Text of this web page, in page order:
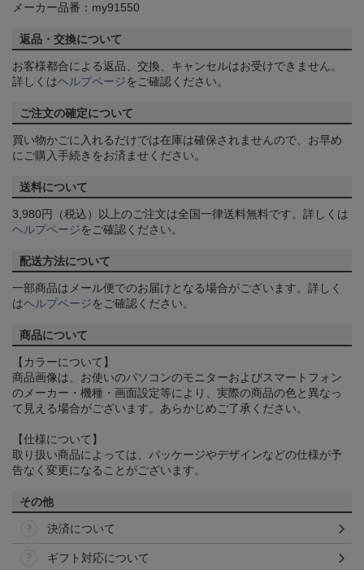
メーカー品番：my91550
返品・交換について
お客様都合による返品、交換、キャンセルはお受けできません。
詳しくはヘルプページをご確認ください。
ご注文の確定について
買い物かごに入れるだけでは在庫は確保されませんので、お早め
にご購入手続きをお済ませください。
送料について
3,980円（税込）以上のご注文は全国一律送料無料です。詳しくは
ヘルプページをご確認ください。
配送方法について
一部商品はメール便でのお届けとなる場合がございます。詳しく
はヘルプページをご確認ください。
商品について
【カラーについて】
商品画像は、お使いのパソコンのモニターおよびスマートフォン
のメーカー・機種・画面設定等により、実際の商品の色と異なっ
て見える場合がございます。あらかじめご了承ください。
【仕様について】
取り扱い商品によっては、パッケージやデザインなどの仕様が予
告なく変更になることがございます。
その他
決済について
ギフト対応について